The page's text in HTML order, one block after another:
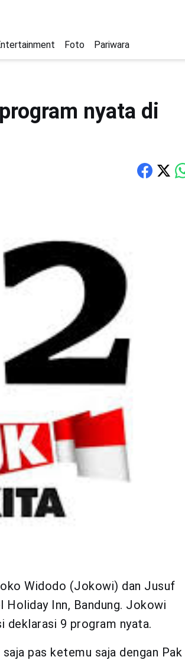
Foto Pariwara
nyata di
Widodo (Jokowi) dan Jusuf
Inn, Bandung. Jokowi
deklarasi 9 program nyata.
pas ketemu saja dengan Pak